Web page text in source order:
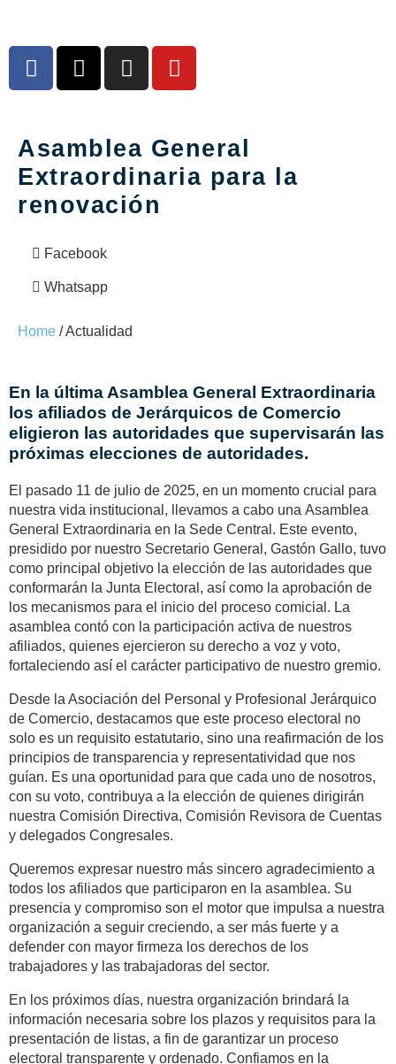
Asamblea General
Extraordinaria para la
renovación
Facebook
Whatsapp
Home / Actualidad
En la última Asamblea General Extraordinaria
los afiliados de Jerárquicos de Comercio
eligieron las autoridades que supervisarán las
próximas elecciones de autoridades.
El pasado 11 de julio de 2025, en un momento crucial para
nuestra vida institucional, llevamos a cabo una Asamblea
General Extraordinaria en la Sede Central. Este evento,
presidido por nuestro Secretario General, Gastón Gallo, tuvo
como principal objetivo la elección de las autoridades que
conformarán la Junta Electoral, así como la aprobación de
los mecanismos para el inicio del proceso comicial. La
asamblea contó con la participación activa de nuestros
afiliados, quienes ejercieron su derecho a voz y voto,
fortaleciendo así el carácter participativo de nuestro gremio.
Desde la Asociación del Personal y Profesional Jerárquico
de Comercio, destacamos que este proceso electoral no
solo es un requisito estatutario, sino una reafirmación de los
principios de transparencia y representatividad que nos
guían. Es una oportunidad para que cada uno de nosotros,
con su voto, contribuya a la elección de quienes dirigirán
nuestra Comisión Directiva, Comisión Revisora de Cuentas
y delegados Congresales.
Queremos expresar nuestro más sincero agradecimiento a
todos los afiliados que participaron en la asamblea. Su
presencia y compromiso son el motor que impulsa a nuestra
organización a seguir creciendo, a ser más fuerte y a
defender con mayor firmeza los derechos de los
trabajadores y las trabajadoras del sector.
En los próximos días, nuestra organización brindará la
información necesaria sobre los plazos y requisitos para la
presentación de listas, a fin de garantizar un proceso
electoral transparente y ordenado. Confiamos en la